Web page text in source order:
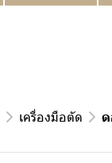
เครื่องมือตัด ด